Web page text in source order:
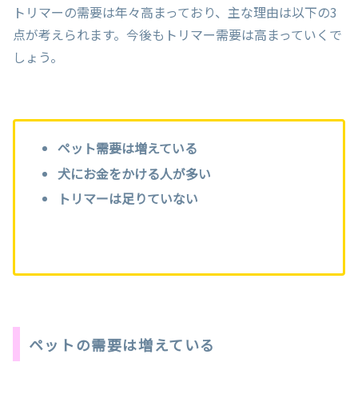
トリマーの需要は年々高まっており、主な理由は以下の3
点が考えられます。今後もトリマー需要は高まっていくで
しょう。
ペット需要は増えている
犬にお金をかける人が多い
トリマーは足りていない
ペットの需要は増えている